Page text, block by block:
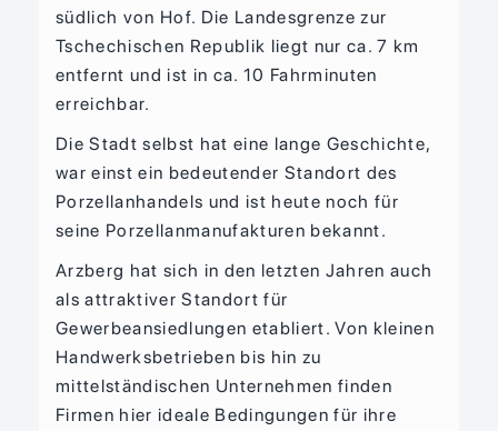
südlich von Hof. Die Landesgrenze zur
Tschechischen Republik liegt nur ca. 7 km
entfernt und ist in ca. 10 Fahrminuten
erreichbar.
Die Stadt selbst hat eine lange Geschichte,
war einst ein bedeutender Standort des
Porzellanhandels und ist heute noch für
seine Porzellanmanufakturen bekannt.
Arzberg hat sich in den letzten Jahren auch
als attraktiver Standort für
Gewerbeansiedlungen etabliert. Von kleinen
Handwerksbetrieben bis hin zu
mittelständischen Unternehmen finden
Firmen hier ideale Bedingungen für ihre